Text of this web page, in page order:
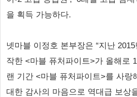
을 획득 가능하다.
넷마블 이정호 본부장은 “지난
작한 <마블 퓨처파이트>가 올해로
랜 기간 <마블 퓨처파이트>를 사랑
대한 감사의 마음으로 역대급 보상